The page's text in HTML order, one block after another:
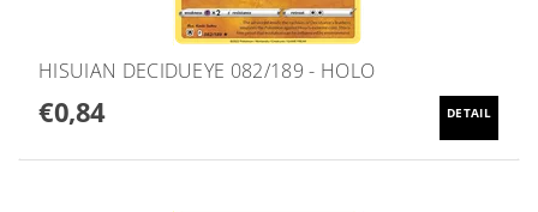
HISUIAN DECIDUEYE 082/189 - HOLO
€0,84 DETAIL